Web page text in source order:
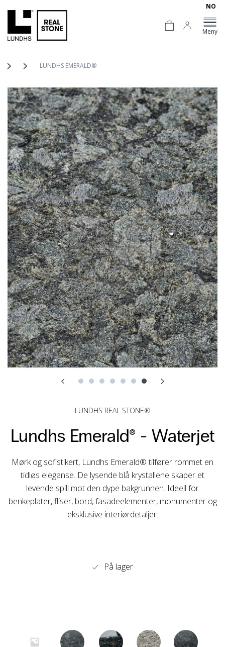
NO
Meny
LUNDHS EMERALD®
LUNDHS REAL STONE®
Lundhs Emerald® - Waterjet
Mørk og sofistikert, Lundhs Emerald® tilfører rommet en
tidløs eleganse. De lysende blå krystallene skaper et
levende spill mot den dype bakgrunnen. Ideell for
benkeplater, fliser, bord, fasadeelementer, monumenter og
eksklusive interiørdetaljer.
På lager